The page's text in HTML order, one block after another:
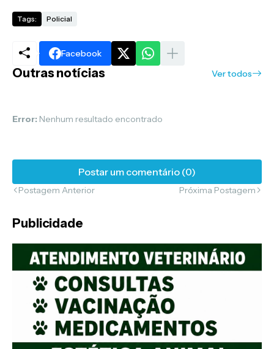
Tags: Policial
Facebook
Outras notícias Ver todos
Error: Nenhum resultado encontrado
Postar um comentário (0)
Postagem Anterior Próxima Postagem
Publicidade